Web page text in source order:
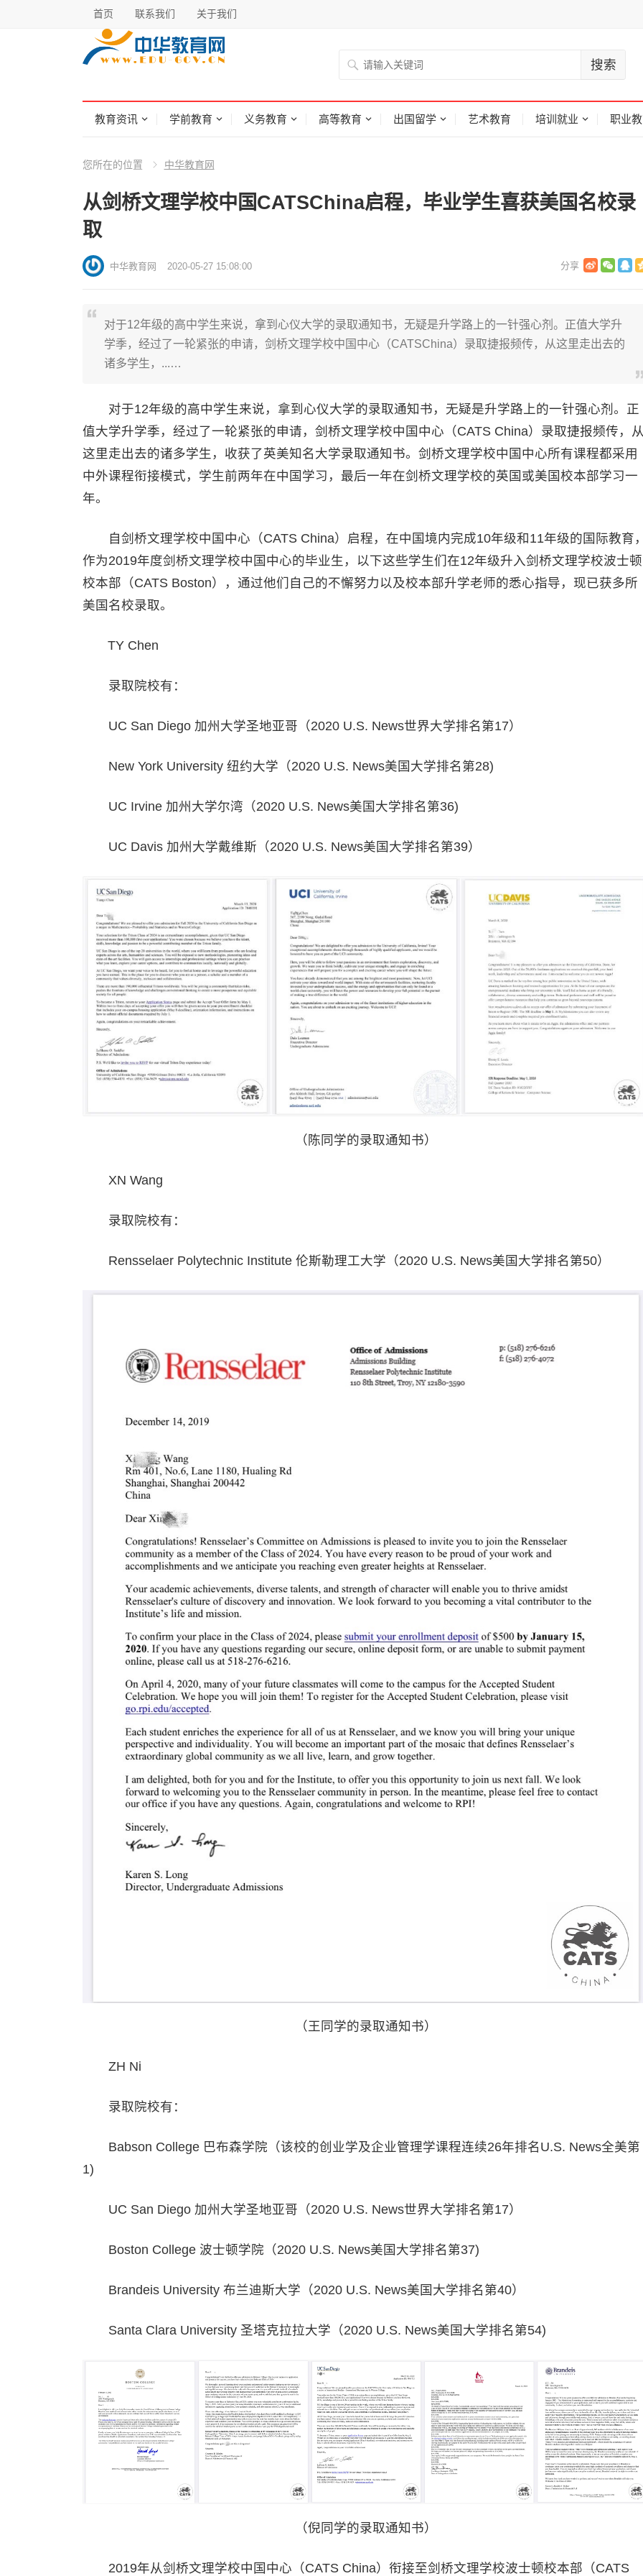
首页 联系我们 关于我们
教育资讯 学前教育 义务教育 高等教育 出国留学 艺术教育 培训就业 职业
您所在的位置 中华教育网
从剑桥文理学校中国CATSChina启程，毕业学生喜获美国名校录
取
中华教育网 2020-05-27 15:08:00
对于12年级的高中学生来说，拿到心仪大学的录取通知书，无疑是升学路上的一针强心剂。正值大学升
学季，经过了一轮紧张的申请，剑桥文理学校中国中心（CATSChina）录取捷报频传，从这里走出去的
诸多学生，...…
对于12年级的高中学生来说，拿到心仪大学的录取通知书，无疑是升学路上的一针强心剂。正
值大学升学季，经过了一轮紧张的申请，剑桥文理学校中国中心（CATS China）录取捷报频传，
这里走出去的诸多学生，收获了英美知名大学录取通知书。剑桥文理学校中国中心所有课程都采用
中外课程衔接模式，学生前两年在中国学习，最后一年在剑桥文理学校的英国或美国校本部学习一
年。
自剑桥文理学校中国中心（CATS China）启程，在中国境内完成10年级和11年级的国际教育
作为2019年度剑桥文理学校中国中心的毕业生，以下这些学生们在12年级升入剑桥文理学校波士顿
校本部（CATS Boston），通过他们自己的不懈努力以及校本部升学老师的悉心指导，现已获多所
美国名校录取。
TY Chen
录取院校有：
UC San Diego 加州大学圣地亚哥（2020 U.S. News世界大学排名第17）
New York University 纽约大学（2020 U.S. News美国大学排名第28)
UC Irvine 加州大学尔湾（2020 U.S. News美国大学排名第36)
UC Davis 加州大学戴维斯（2020 U.S. News美国大学排名第39）
（陈同学的录取通知书）
XN Wang
录取院校有：
Rensselaer Polytechnic Institute 伦斯勒理工大学（2020 U.S. News美国大学排名第50）
（王同学的录取通知书）
ZH Ni
录取院校有：
Babson College 巴布森学院（该校的创业学及企业管理学课程连续26年排名U.S. News全美第
1)
UC San Diego 加州大学圣地亚哥（2020 U.S. News世界大学排名第17）
Boston College 波士顿学院（2020 U.S. News美国大学排名第37)
Brandeis University 布兰迪斯大学（2020 U.S. News美国大学排名第40）
Santa Clara University 圣塔克拉拉大学（2020 U.S. News美国大学排名第54)
（倪同学的录取通知书）
2019年从剑桥文理学校中国中心（CATS China）衔接至剑桥文理学校波士顿校本部（CATS